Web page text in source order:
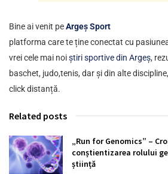
Bine ai venit peArgeș Sport
platforma care te ține conectat cu
vrei cele mai noiștiri sportive din Argeș,
baschet, judo,tenis, dar și din alte
click distanță.
Related posts
„Run for Genomics” –
conștientizarea rolului
știință